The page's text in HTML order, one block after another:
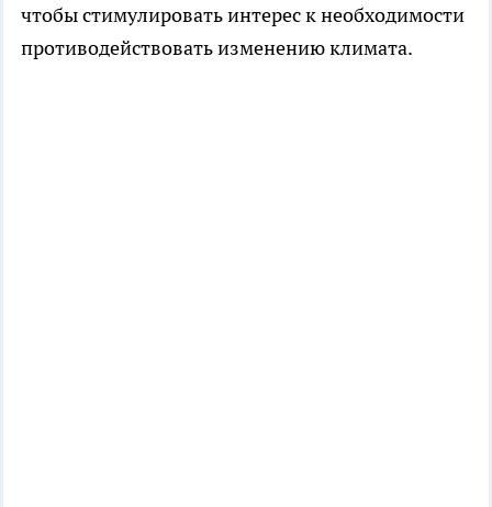
чтобы стимулировать интерес к необходимости
противодействовать изменению климата.